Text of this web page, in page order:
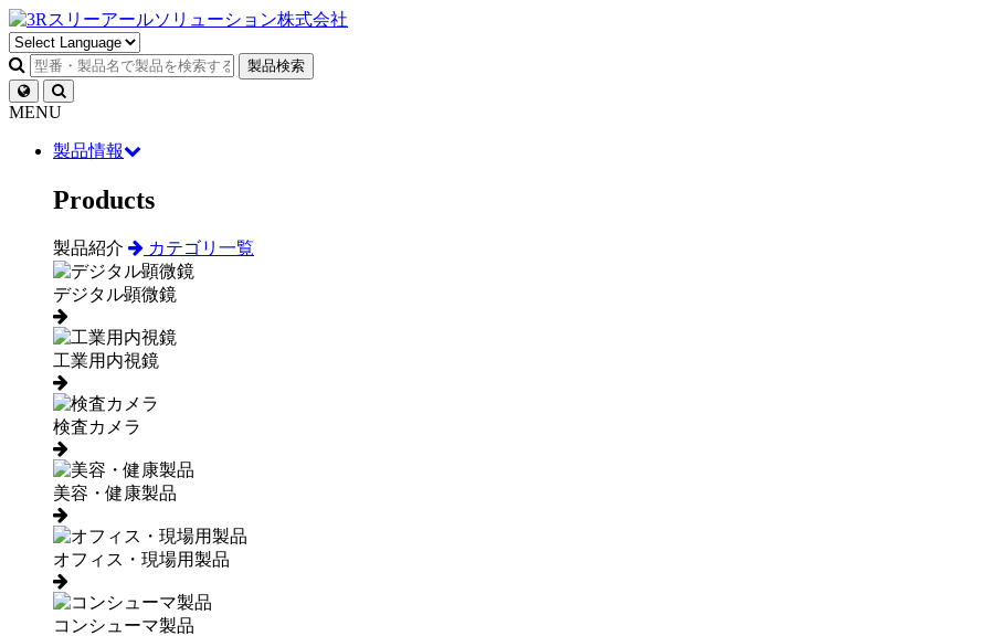
製品検索
MENU
製品情報
Products
製品紹介 カテゴリ一覧
デジタル顕微鏡
工業用内視鏡
検査カメラ
美容・健康製品
オフィス・現場用製品
コンシューマ製品